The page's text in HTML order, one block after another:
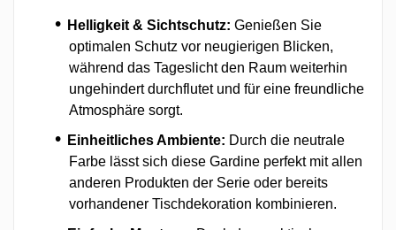
Helligkeit & Sichtschutz: Genießen Sie
optimalen Schutz vor neugierigen Blicken,
während das Tageslicht den Raum weiterhin
ungehindert durchflutet und für eine freundliche
Atmosphäre sorgt.
Einheitliches Ambiente: Durch die neutrale
Farbe lässt sich diese Gardine perfekt mit allen
anderen Produkten der Serie oder bereits
vorhandener Tischdekoration kombinieren.